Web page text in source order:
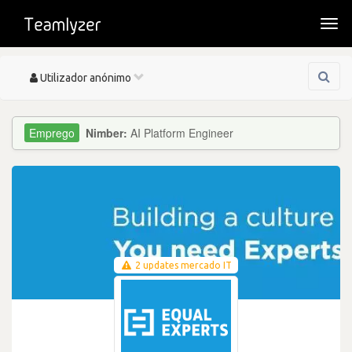
Toggle
Utilizador anónimo
Nimber: AI Platform Engineer
2 updates mercado IT